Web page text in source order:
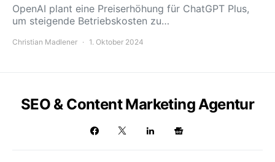
OpenAI plant eine Preiserhöhung für ChatGPT Plus,
um steigende Betriebskosten zu…
Christian Madlener 1. Oktober 2024
SEO & Content Marketing Agentur